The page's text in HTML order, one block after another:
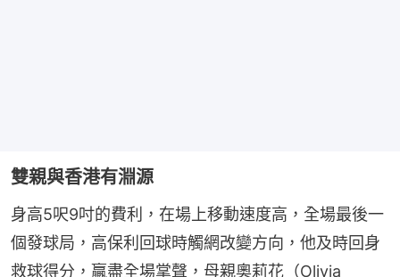
雙親與香港有淵源
身高5呎9吋的費利，在場上移動速度高，全場最後一
個發球局，高保利回球時觸網改變方向，他及時回身
救球得分，贏盡全場掌聲，母親奧莉花（Olivia